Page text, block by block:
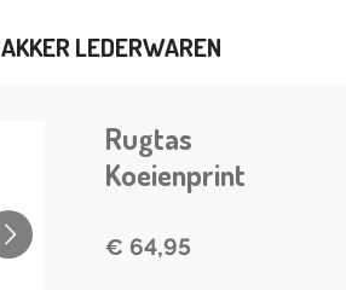
AKKER LEDERWAREN
Rugtas
Koeienprint
€ 64,95